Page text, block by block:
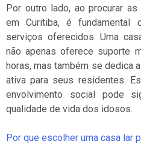
Por outro lado, ao procurar
em Curitiba, é fundamental
serviços oferecidos. Uma
não apenas oferece suporte
horas, mas também se dedica
ativa para seus residentes.
envolvimento social pode
qualidade de vida dos idosos.
Por que escolher uma casa lar